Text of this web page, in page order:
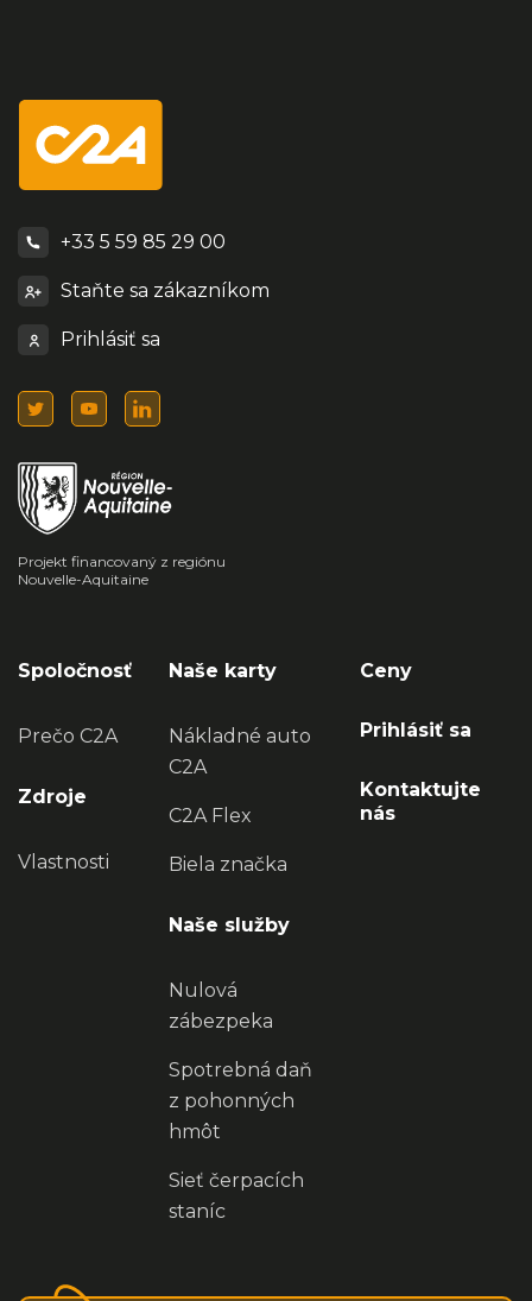
+33 5 59 85 29 00
Staňte sa zákazníkom
Prihlásiť sa
Projekt financovaný z regiónu
Nouvelle-Aquitaine
Spoločnosť
Prečo C2A
Zdroje
Vlastnosti
Naše karty
Nákladné auto
C2A
C2A Flex
Biela značka
Naše služby
Nulová
zábezpeka
Spotrebná daň
z pohonných
hmôt
Sieť čerpacích
staníc
Ceny
Prihlásiť sa
Kontaktujte
nás